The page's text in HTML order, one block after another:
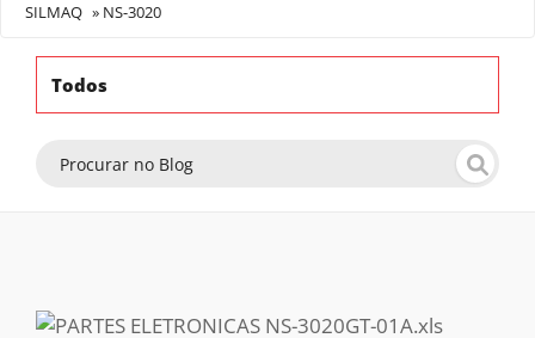
SILMAQ » NS-3020
Todos